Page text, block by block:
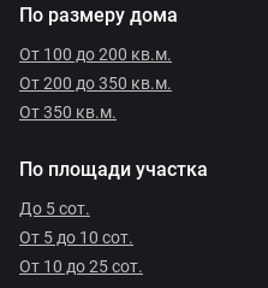
По размеру дома
От 100 до 200 кв.м.
От 200 до 350 кв.м.
От 350 кв.м.
По площади участка
До 5 сот.
От 5 до 10 сот.
От 10 до 25 сот.